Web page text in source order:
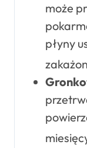
może
płyny